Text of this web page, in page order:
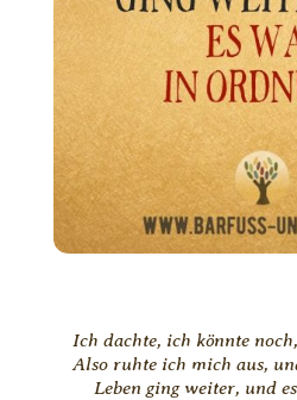
Ich dachte, ich könnte
Also ruhte ich mich aus,
Leben ging weiter, und